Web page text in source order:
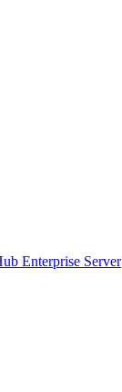
Enterprise Server